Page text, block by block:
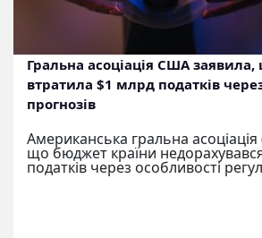
Гральна асоціація США заявила,
втратила $1 млрд податків
прогнозів
Американська гральна асоціація
що бюджет країни
податків через особливості